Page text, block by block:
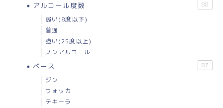
アルコール度数 88
弱い(8度以下)
普通
強い(25度以上)
ノンアルコール
ベース 87
ジン
ウォッカ
テキーラ